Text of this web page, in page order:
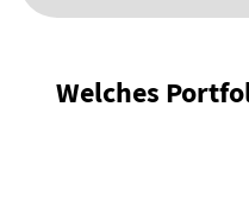
Welches